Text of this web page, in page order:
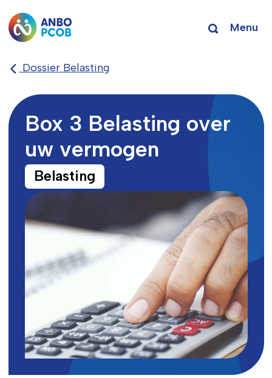
Menu
Dossier Belasting
Box 3 Belasting over
uw vermogen
Belasting